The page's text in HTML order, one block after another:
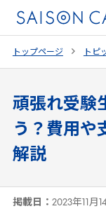
トップページ トピ
頑張れ受験
う？費用や
解説
掲載日： 2023年11月